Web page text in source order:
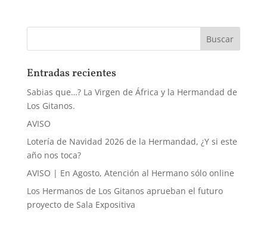
Entradas recientes
Sabias que…? La Virgen de África y la Hermandad de
Los Gitanos.
AVISO
Lotería de Navidad 2026 de la Hermandad, ¿Y si este
año nos toca?
AVISO | En Agosto, Atención al Hermano sólo online
Los Hermanos de Los Gitanos aprueban el futuro
proyecto de Sala Expositiva